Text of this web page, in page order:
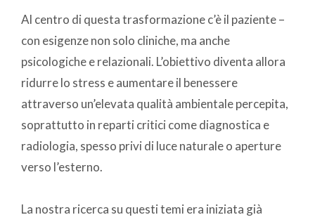
Al centro di questa trasformazione c’è il paziente –
con esigenze non solo cliniche, ma anche
psicologiche e relazionali. L’obiettivo diventa allora
ridurre lo stress e aumentare il benessere
attraverso un’elevata qualità ambientale percepita,
soprattutto in reparti critici come diagnostica e
radiologia, spesso privi di luce naturale o aperture
verso l’esterno.
La nostra ricerca su questi temi era iniziata già